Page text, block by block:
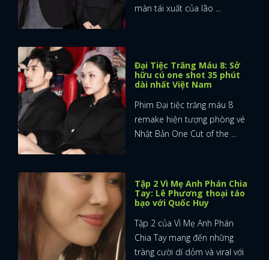
màn tái xuất của lão ...
Đại Tiệc Trăng Máu 8: Sở
hữu cú one shot 35 phút
dài nhất Việt Nam
Phim Đại tiệc trăng máu 8
remake hiện tượng phòng vé
Nhật Bản One Cut of the ...
Tập 2 Vì Mẹ Anh Phán Chia
Tay: Lê Phương thoại táo
bạo với Quốc Huy
Tập 2 của Vì Mẹ Anh Phán
Chia Tay mang đến những
tràng cười dí dỏm và viral với